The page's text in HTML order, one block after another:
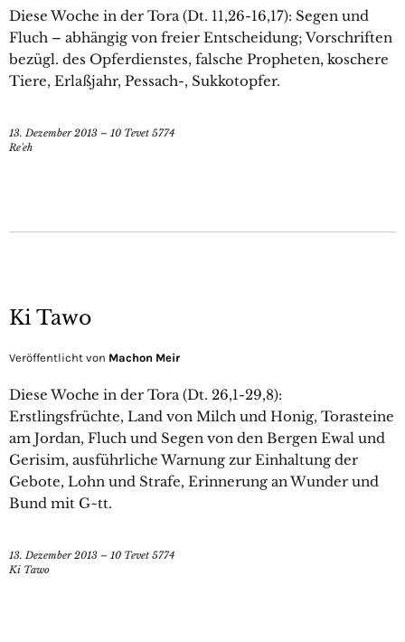
Diese Woche in der Tora (Dt. 11,26-16,17): Segen und
Fluch – abhängig von freier Entscheidung; Vorschriften
bezügl. des Opferdienstes, falsche Propheten, koschere
Tiere, Erlaßjahr, Pessach-, Sukkotopfer.
13. Dezember 2013 – 10 Tevet 5774
Re'eh
Ki Tawo
Veröffentlicht von Machon Meir
Diese Woche in der Tora (Dt. 26,1-29,8):
Erstlingsfrüchte, Land von Milch und Honig, Torasteine
am Jordan, Fluch und Segen von den Bergen Ewal und
Gerisim, ausführliche Warnung zur Einhaltung der
Gebote, Lohn und Strafe, Erinnerung an Wunder und
Bund mit G~tt.
13. Dezember 2013 – 10 Tevet 5774
Ki Tawo